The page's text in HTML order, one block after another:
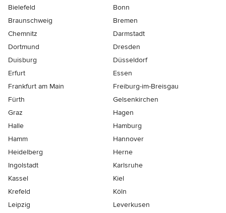
Bielefeld
Bonn
Braunschweig
Bremen
Chemnitz
Darmstadt
Dortmund
Dresden
Duisburg
Düsseldorf
Erfurt
Essen
Frankfurt am Main
Freiburg-im-Breisgau
Fürth
Gelsenkirchen
Graz
Hagen
Halle
Hamburg
Hamm
Hannover
Heidelberg
Herne
Ingolstadt
Karlsruhe
Kassel
Kiel
Krefeld
Köln
Leipzig
Leverkusen